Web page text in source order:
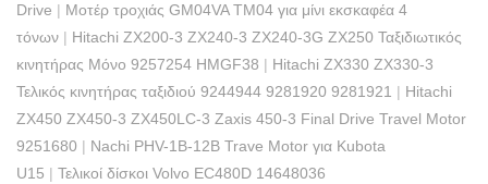
Drive | Μοτέρ τροχιάς GM04VA TM04 για μίνι εκσκαφέα 4
τόνων | Hitachi ZX200-3 ZX240-3 ZX240-3G ZX250 Ταξιδιωτικός
κινητήρας Μόνο 9257254 HMGF38 | Hitachi ZX330 ZX330-3
Τελικός κινητήρας ταξιδιού 9244944 9281920 9281921 | Hitachi
ZX450 ZX450-3 ZX450LC-3 Zaxis 450-3 Final Drive Travel Motor
9251680 | Nachi PHV-1B-12B Trave Motor για Kubota
U15 | Τελικοί δίσκοι Volvo EC480D 14648036